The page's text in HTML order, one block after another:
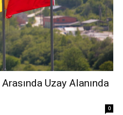
Uzay Alanında
0